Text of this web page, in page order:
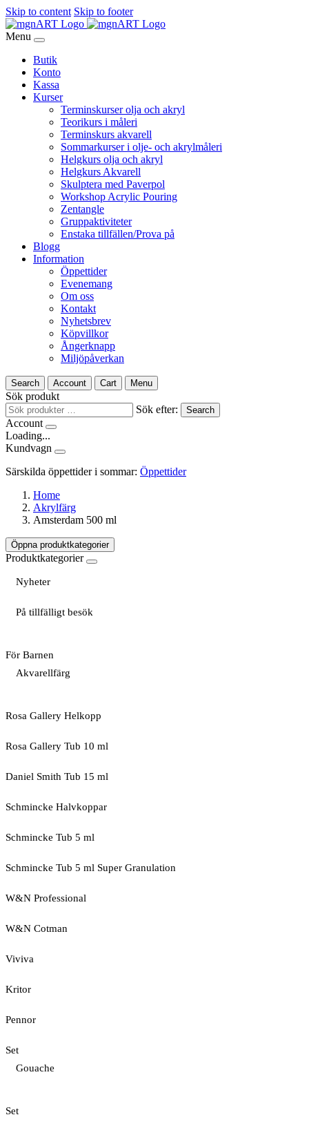
Skip to content Skip to footer
Menu
Butik
Konto
Kassa
Kurser
Terminskurser olja och akryl
Teorikurs i måleri
Terminskurs akvarell
Sommarkurser i olje- och akrylmåleri
Helgkurs olja och akryl
Helgkurs Akvarell
Skulptera med Paverpol
Workshop Acrylic Pouring
Zentangle
Gruppaktiviteter
Enstaka tillfällen/Prova på
Blogg
Information
Öppettider
Evenemang
Om oss
Kontakt
Nyhetsbrev
Köpvillkor
Ångerknapp
Miljöpåverkan
Search Account Cart Menu
Sök produkt
Sök efter:
Search
Account
Loading...
Kundvagn
Särskilda öppettider i sommar: Öppettider
Home
Akrylfärg
Amsterdam 500 ml
Öppna produktkategorier
Produktkategorier
Nyheter
På tillfälligt besök
För Barnen
Akvarellfärg
Rosa Gallery Helkopp
Rosa Gallery Tub 10 ml
Daniel Smith Tub 15 ml
Schmincke Halvkoppar
Schmincke Tub 5 ml
Schmincke Tub 5 ml Super Granulation
W&N Professional
W&N Cotman
Viviva
Kritor
Pennor
Set
Gouache
Set